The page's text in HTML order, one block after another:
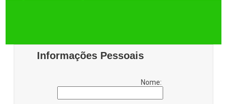
Informações Pessoais
Nome: